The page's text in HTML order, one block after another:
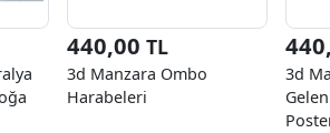
440,00 TL
3d Manzara Ombo
Harabeleri
3d